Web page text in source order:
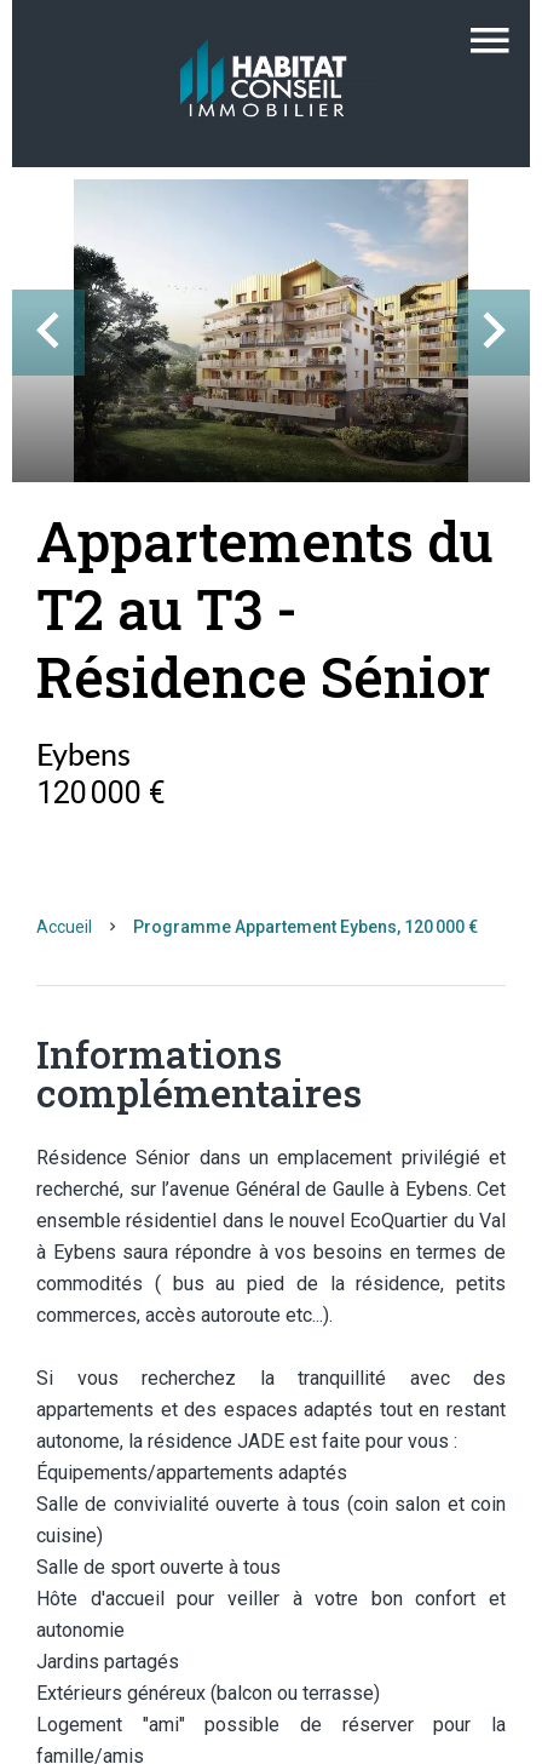
Appartements du
T2 au T3 -
Résidence Sénior
Eybens
120 000 €
Accueil Programme Appartement Eybens, 120 000 €
Informations
complémentaires
Résidence Sénior dans un emplacement privilégié et
recherché, sur l’avenue Général de Gaulle à Eybens. Cet
ensemble résidentiel dans le nouvel EcoQuartier du Val
à Eybens saura répondre à vos besoins en termes de
commodités ( bus au pied de la résidence, petits
commerces, accès autoroute etc...).
Si vous recherchez la tranquillité avec des
appartements et des espaces adaptés tout en restant
autonome, la résidence JADE est faite pour vous :
Équipements/appartements adaptés
Salle de convivialité ouverte à tous (coin salon et coin
cuisine)
Salle de sport ouverte à tous
Hôte d'accueil pour veiller à votre bon confort et
autonomie
Jardins partagés
Extérieurs généreux (balcon ou terrasse)
Logement "ami" possible de réserver pour la
famille/amis